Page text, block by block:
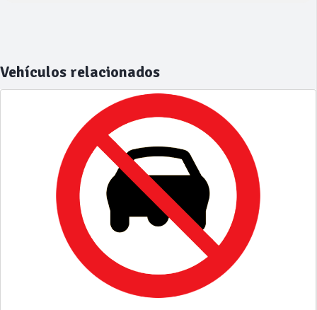
Vehículos relacionados